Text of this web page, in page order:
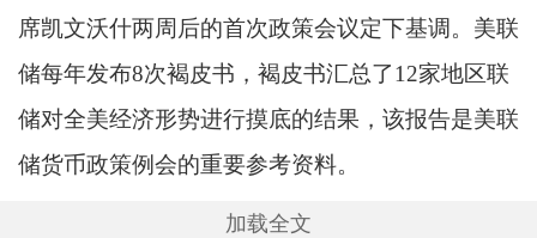
席凯文沃什两周后的首次政策会议定下基调。美联
储每年发布8次褐皮书，褐皮书汇总了12家地区联
储对全美经济形势进行摸底的结果，该报告是美联
储货币政策例会的重要参考资料。
加载全文